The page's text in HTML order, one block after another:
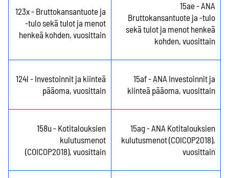
123x - Bruttokansantuote ja
-tulo sekä tulot ja menot
henkeä kohden, vuosittain
15ae - ANA
Bruttokansantuote ja -tulo
sekä tulot ja menot henkeä
kohden, vuosittain
124l - Investoinnit ja kiinteä
pääoma, vuosittain
15af - ANA Investoinnit ja
kiinteä pääoma, vuosittain
158u - Kotitalouksien
kulutusmenot
(COICOP2018), vuosittain
15ag - ANA Kotitalouksien
kulutusmenot (COICOP2018),
vuosittain